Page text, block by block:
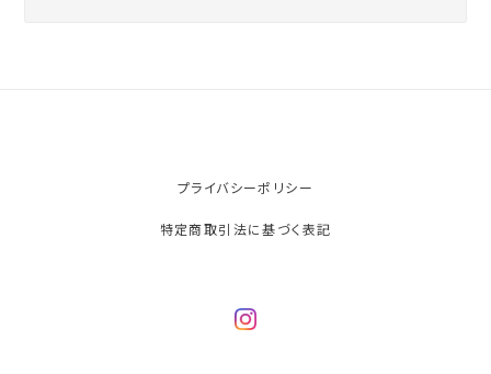
プライバシーポリシー
特定商取引法に基づく表記